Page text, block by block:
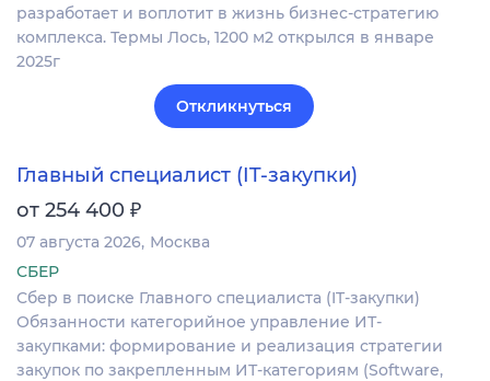
разработает и воплотит в жизнь бизнес-стратегию
комплекса. Термы Лось, 1200 м2 открылся в январе
2025г
Откликнуться
Главный специалист (IT-закупки)
от 254 400 ₽
07 августа 2026 Москва
СБЕР
Сбер в поиске Главного специалиста (IT-закупки)
Обязанности категорийное управление ИТ-
закупками: формирование и реализация стратегии
закупок по закрепленным ИТ-категориям (Software,